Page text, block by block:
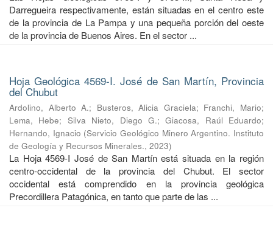
Darregueira respectivamente, están situadas en el centro este
de la provincia de La Pampa y una pequeña porción del oeste
de la provincia de Buenos Aires. En el sector ...
Hoja Geológica 4569-I. José de San Martín, Provincia
del Chubut
Ardolino, Alberto A.; Busteros, Alicia Graciela; Franchi, Mario;
Lema, Hebe; Silva Nieto, Diego G.;Giacosa, Raúl Eduardo;
Hernando, Ignacio (Servicio Geológico Minero Argentino. Instituto
de Geología y Recursos Minerales., 2023)
La Hoja 4569-I José de San Martín está situada en la región
centro-occidental de la provincia del Chubut. El sector
occidental está comprendido en la provincia geológica
Precordillera Patagónica, en tanto que parte de las ...